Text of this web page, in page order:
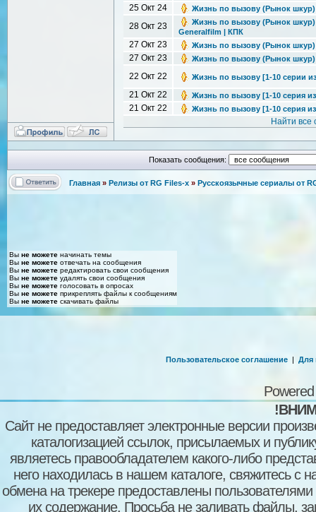
25 Окт 24 Жизнь по вызову (Рынок шкур)
28 Окт 23
Жизнь по вызову (Рынок шкур)
Generalfilm | КПК
27 Окт 23 Жизнь по вызову (Рынок шкур)
27 Окт 23 Жизнь по вызову (Рынок шкур)
22 Окт 22 Жизнь по вызову [1-10 серии
21 Окт 22 Жизнь по вызову [1-10 серия
21 Окт 22 Жизнь по вызову [1-10 серия
Найти все
Показать сообщения:
Главная » Релизы от RG Files-x » Русскоязычные сериалы от
Вы не можете начинать темы
Вы не можете отвечать на сообщения
Вы не можете редактировать свои сообщения
Вы не можете удалять свои сообщения
Вы не можете голосовать в опросах
Вы не можете прикреплять файлы к сообщениям
Вы не можете скачивать файлы
Пользовательское соглашение | Для
Сайт не предоставляет электронные версии
каталогизацией ссылок, присылаемых и
являетесь правообладателем какого-либо
него находилась в нашем каталоге, свяжитесь
обмена на трекере предоставлены пользователями
их содержание. Просьба не заливать файлы,